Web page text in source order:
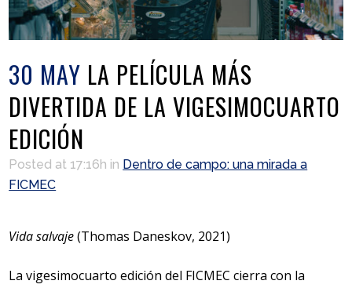
30 MAY LA PELÍCULA MÁS
DIVERTIDA DE LA VIGESIMOCUARTO
EDICIÓN
Posted at 17:16h in Dentro de campo: una mirada a
FICMEC
Vida salvaje(Thomas Daneskov, 2021)
La vigesimocuarto edición del FICMEC cierra con la